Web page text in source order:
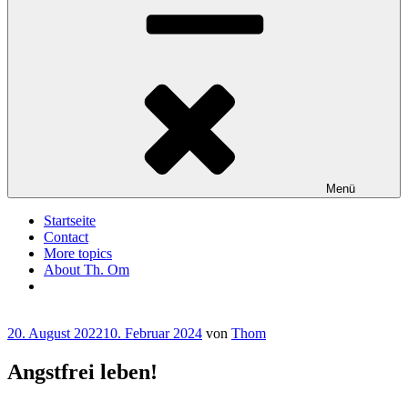
Menü
Startseite
Contact
More topics
About Th. Om
Veröffentlicht
20. August 202210. Februar 2024 von Thom
Angstfrei leben!